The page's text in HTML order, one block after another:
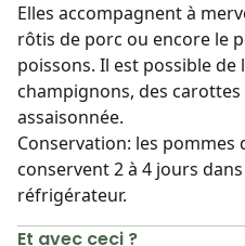
Elles accompagnent à
rôtis de porc ou encore le
poissons. Il est possible de
champignons, des
assaisonnée.
Conservation: les pommes
conservent 2 à 4 jours
réfrigérateur.
Et avec ceci ?